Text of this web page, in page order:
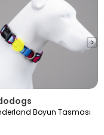
Boyun Tasması